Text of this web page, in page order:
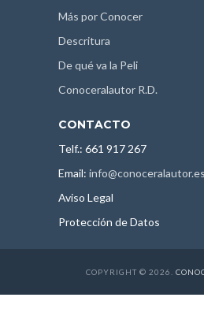
Más por Conocer
Descritura
De qué va la Peli
Conoceralautor R.D.
CONTACTO
Telf.: 661 917 267
Email: info@conoceralautor.es
Aviso Legal
Protección de Datos
COPYRIGHT © 2026.